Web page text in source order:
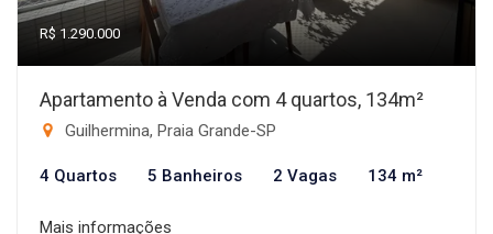
R$ 1.290.000
Apartamento à Venda com 4 quartos, 134m²
Guilhermina, Praia Grande-SP
4 Quartos 5 Banheiros 2 Vagas 134 m²
Mais informações